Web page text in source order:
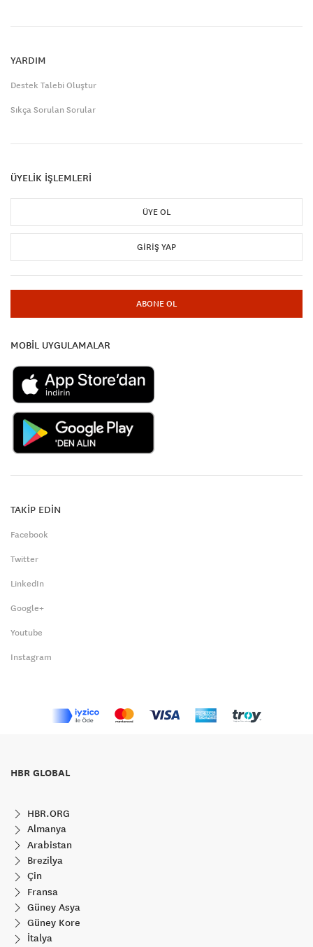
YARDIM
Destek Talebi Oluştur
Sıkça Sorulan Sorular
ÜYELİK İŞLEMLERİ
ÜYE OL
GIRIŞ YAP
ABONE OL
MOBİL UYGULAMALAR
TAKİP EDİN
Facebook
Twitter
LinkedIn
Google+
Youtube
Instagram
HBR GLOBAL
HBR.ORG
Almanya
Arabistan
Brezilya
Çin
Fransa
Güney Asya
Güney Kore
İtalya